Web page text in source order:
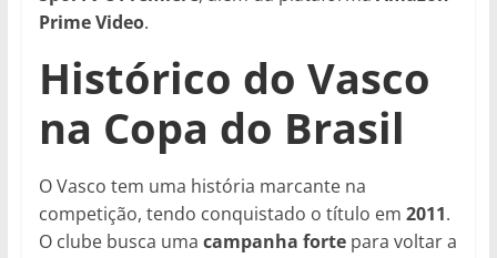
Prime Video.
Histórico do Vasco
na Copa do Brasil
O Vasco tem uma história marcante na
competição, tendo conquistado o título em 2011.
O clube busca uma campanha fortepara voltar a